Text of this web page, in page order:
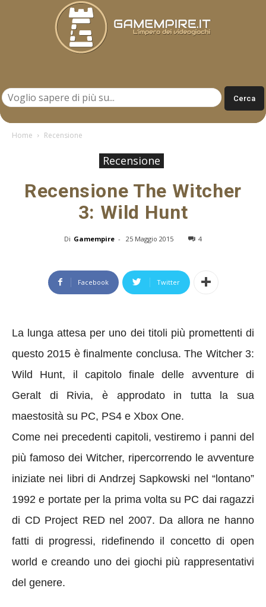
Home Recensione
Recensione
Recensione The Witcher
3: Wild Hunt
Di Gamempire - 25 Maggio 2015 4
Facebook Twitter
La lunga attesa per uno dei titoli più promettenti di
questo 2015 è finalmente conclusa. The Witcher 3:
Wild Hunt, il capitolo finale delle avventure di
Geralt di Rivia, è approdato in tutta la sua
maestosità su PC, PS4 e Xbox One.
Come nei precedenti capitoli, vestiremo i panni del
più famoso dei Witcher, ripercorrendo le avventure
iniziate nei libri di Andrzej Sapkowski nel “lontano”
1992 e portate per la prima volta su PC dai ragazzi
di CD Project RED nel 2007. Da allora ne hanno
fatti di progressi, ridefinendo il concetto di open
world e creando uno dei giochi più rappresentativi
del genere.